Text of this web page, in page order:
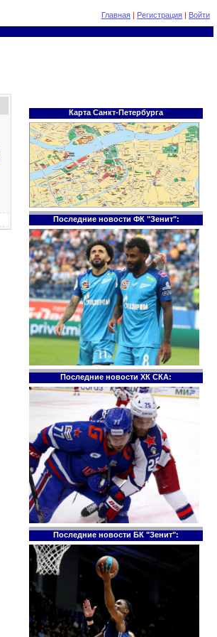
Главная | Регистрация | Войти
Карта Санкт-Петербурга
Последние новости ФК "Зенит":
Последние новости ХК СКА:
Последние новости БК "Зенит":